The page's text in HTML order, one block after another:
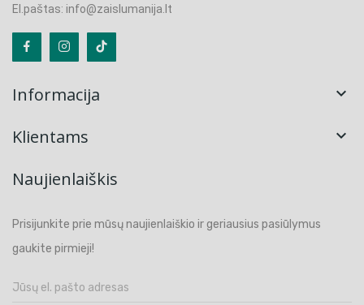
El.paštas: info@zaislumanija.lt
Informacija 
Klientams 
Naujienlaiškis
Prisijunkite prie mūsų naujienlaiškio ir geriausius pasiūlymus
gaukite pirmieji!